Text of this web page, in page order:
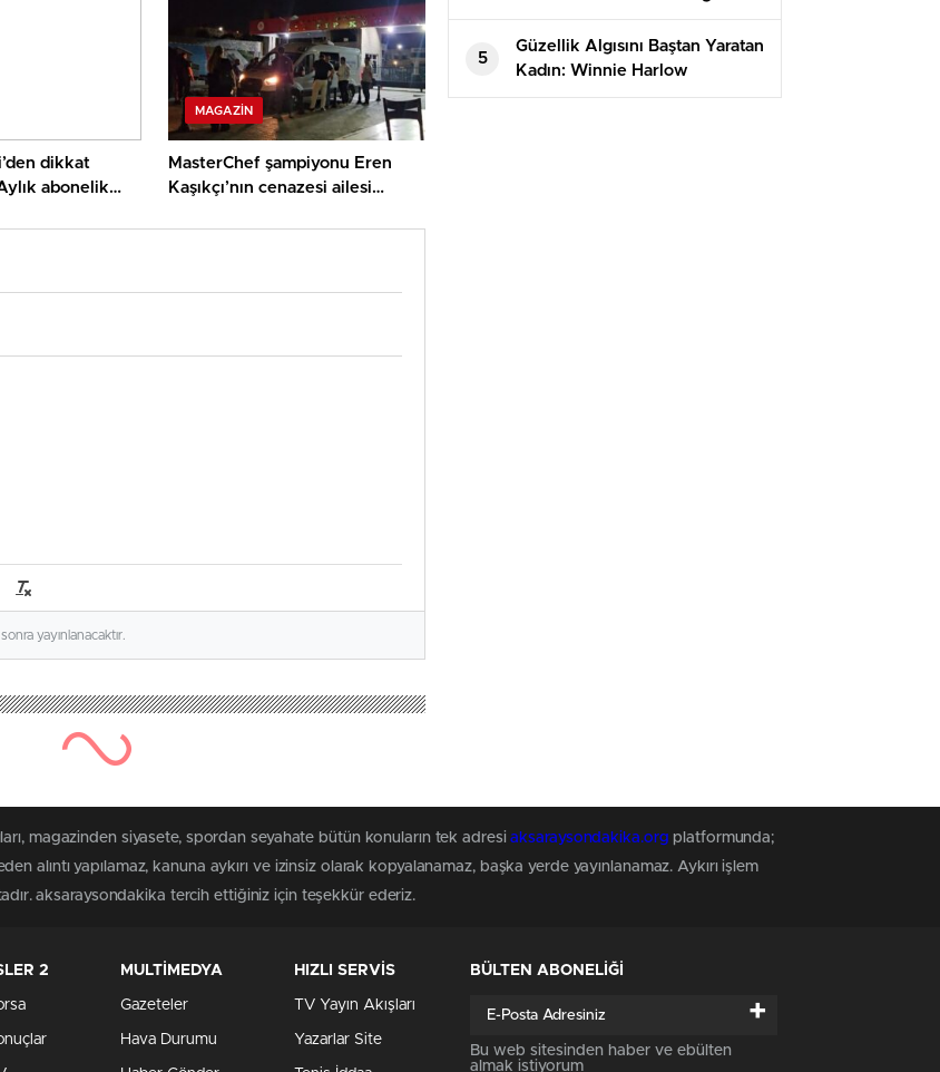
dikkat
abonelik
MAGAZIN
MasterChef şampiyonu Eren
Kaşıkçı’nın cenazesi ailesi
yayınlanacaktır.
geldi! İsmail Hacıoğlu’nun
oyunculuğuna övgü yağdı
5
Güzellik Algısını Baştan Yaratan
Kadın: Winnie Harlow
magazinden siyasete, spordan seyahate bütün konuların tek adresiaksaraysondakika.org platformunda;
alıntı yapılamaz, kanuna aykırı ve izinsiz olarak kopyalanamaz, başka yerde yayınlanamaz. Aykırı işlem
aksaraysondakika tercih ettiğiniz için teşekkür ederiz.
2 MULTİMEDYA
Gazeteler
Hava Durumu
HIZLI SERVİS
TV Yayın Akışları
Yazarlar Site
BÜLTEN ABONELİĞİ
+
Bu web sitesinden haber ve ebülten
almak istiyorum